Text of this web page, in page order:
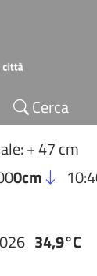
Cerca
+ 47 cm
0cm
34,9°C